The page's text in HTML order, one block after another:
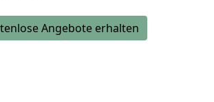
Angebote erhalten